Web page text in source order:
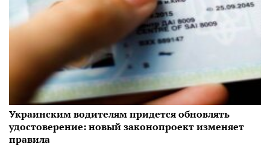
Украинским водителям придется обновлять
удостоверение: новый законопроект изменяет
правила